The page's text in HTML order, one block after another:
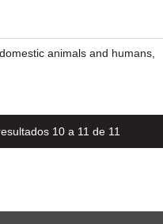
animals and humans,
10 a 11 de 11